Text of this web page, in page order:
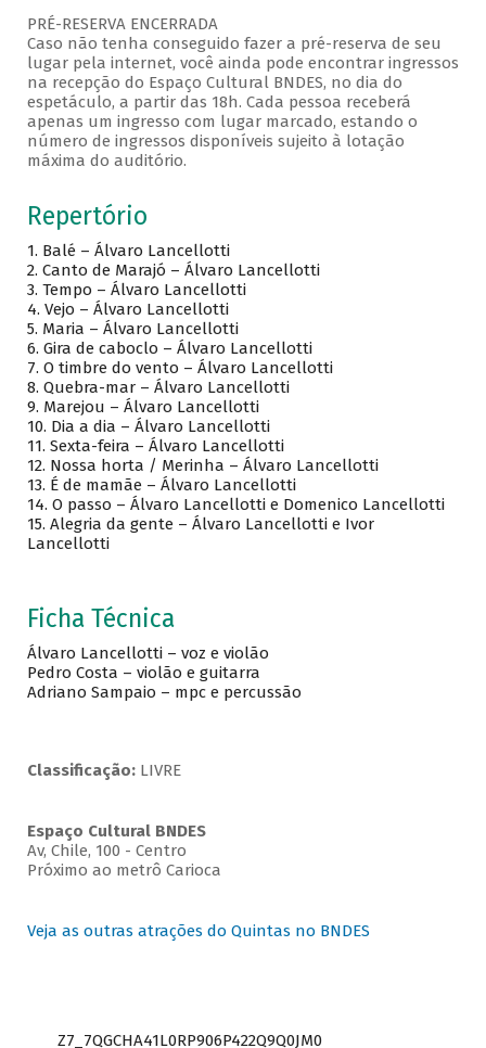
PRÉ-RESERVA ENCERRADA
Caso não tenha conseguido fazer a pré-reserva de seu
lugar pela internet, você ainda pode encontrar ingressos
na recepção do Espaço Cultural BNDES, no dia do
espetáculo, a partir das 18h. Cada pessoa receberá
apenas um ingresso com lugar marcado, estando o
número de ingressos disponíveis sujeito à lotação
máxima do auditório.
Repertório
1. Balé – Álvaro Lancellotti
2. Canto de Marajó – Álvaro Lancellotti
3. Tempo – Álvaro Lancellotti
4. Vejo – Álvaro Lancellotti
5. Maria – Álvaro Lancellotti
6. Gira de caboclo – Álvaro Lancellotti
7. O timbre do vento – Álvaro Lancellotti
8. Quebra-mar – Álvaro Lancellotti
9. Marejou – Álvaro Lancellotti
10. Dia a dia – Álvaro Lancellotti
11. Sexta-feira – Álvaro Lancellotti
12. Nossa horta / Merinha – Álvaro Lancellotti
13. É de mamãe – Álvaro Lancellotti
14. O passo – Álvaro Lancellotti e Domenico Lancellotti
15. Alegria da gente – Álvaro Lancellotti e Ivor
Lancellotti
Ficha Técnica
Álvaro Lancellotti – voz e violão
Pedro Costa – violão e guitarra
Adriano Sampaio – mpc e percussão
Classificação: LIVRE
Espaço Cultural BNDES
Av, Chile, 100 - Centro
Próximo ao metrô Carioca
Veja as outras atrações do Quintas no BNDES
Z7_7QGCHA41L0RP906P422Q9Q0JM0